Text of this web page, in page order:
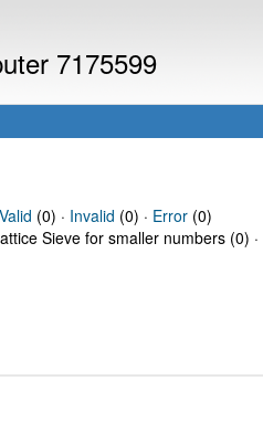
7175599
Valid (0) · Invalid (0) · Error(0)
Sieve for smaller numbers (0) ·